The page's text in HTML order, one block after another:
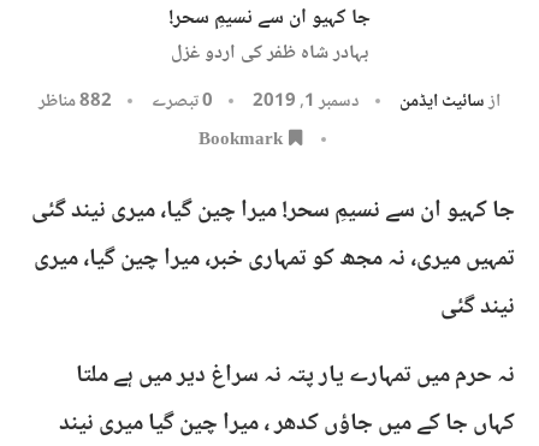
جا کہیو ان سے نسیمِ سحر!
بہادر شاہ ظفر کی اردو غزل
ازسائیٹ ایڈمن دسمبر 1, 2019 0 تبصرے 882مناظر
Bookmark
جا کہیو ان سے نسیمِ سحر! میرا چین گیا، میری نیند گئی
تمہیں میری، نہ مجھ کو تمہاری خبر، میرا چین گیا، میری
نیند گئی
نہ حرم میں تمہارے یار پتہ نہ سراغ دیر میں ہے ملتا
کہاں جا کے میں جاؤں کدھر ، میرا چین گیا میری نیند